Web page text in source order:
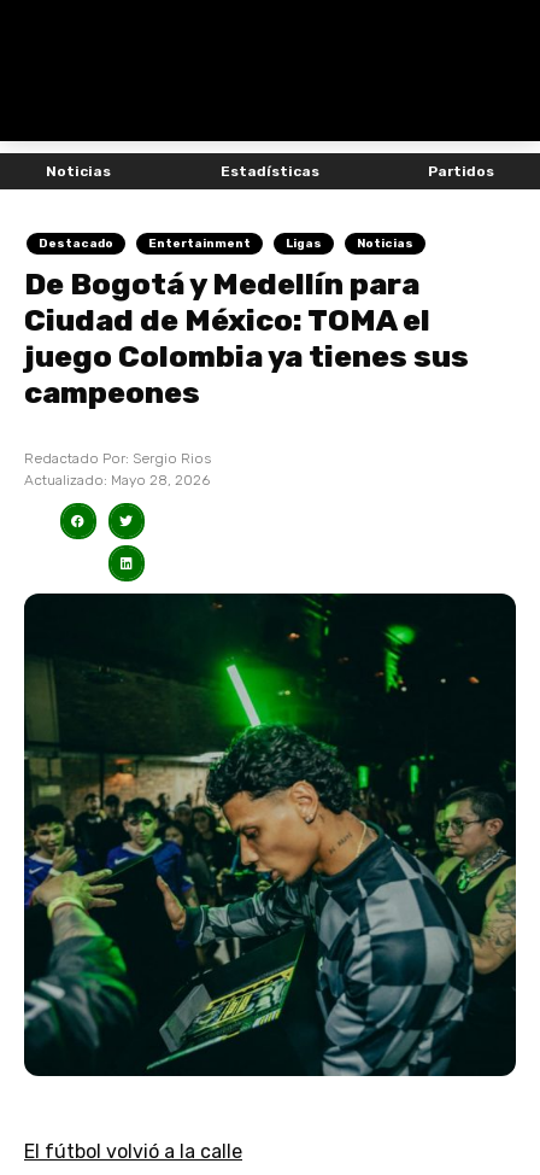
Noticias Estadísticas Partidos
Destacado Entertainment Ligas Noticias
De Bogotá y Medellín para
Ciudad de México: TOMA el
juego Colombia ya tienes sus
campeones
Redactado Por: Sergio Rios
Actualizado: Mayo 28, 2026
El fútbol volvió a la calle